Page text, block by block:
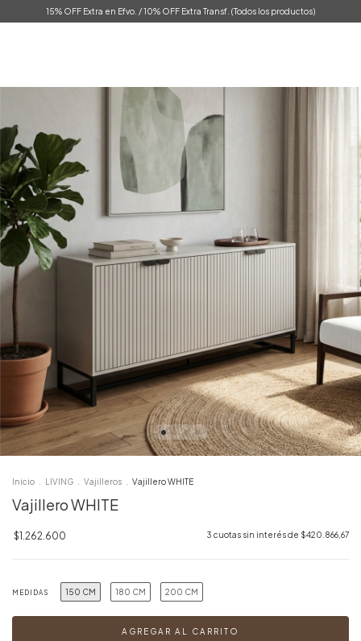
15% OFF Extra en Efvo. / 10% OFF Extra Transf. (Todos los productos)
Inicio LIVING Vajilleros Vajillero WHITE
Vajillero WHITE
$1.262.600 3 cuotas sin interés de $420.866,67
MEDIDAS 150 CM 180 CM 200 CM